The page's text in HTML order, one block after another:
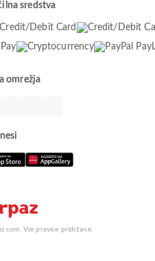
sredstva
omrežja
Vse pravice pridržane.